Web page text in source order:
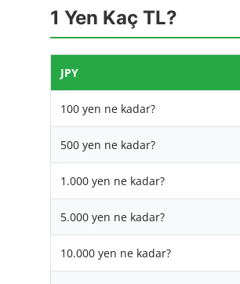
1 Yen Kaç TL?
JPY
100 yen ne kadar?
500 yen ne kadar?
1.000 yen ne kadar?
5.000 yen ne kadar?
10.000 yen ne kadar?